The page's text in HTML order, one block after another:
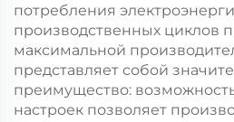
потребления
производственных циклов
максимальной
представляет собой
преимущество:
настроек позволяет